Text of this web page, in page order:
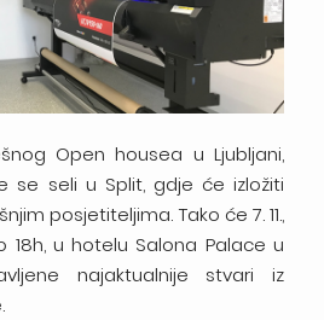
Open housea u Ljubljani,
se seli u Split, gdje će izložiti
posjetiteljima. Tako će 7. 11.,
18h, u hotelu Salona Palace u
najaktualnije stvari iz